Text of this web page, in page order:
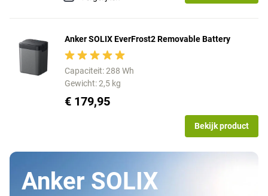
Anker SOLIX EverFrost2 Removable Battery
Capaciteit: 288 Wh
Gewicht: 2,5 kg
€ 179,95
Bekijk product
Anker SOLIX